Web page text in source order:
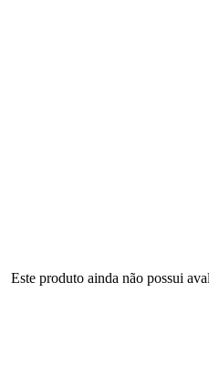
Este produto ainda não possui